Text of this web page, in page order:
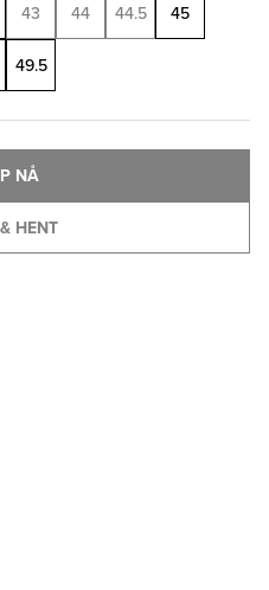
43 44 44.5 45
49.5
HENT
NÅ